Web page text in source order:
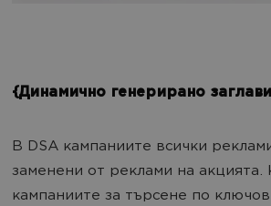
{Динамично генерирано
В DSA кампаниите всички
заменени от реклами на акцията.
кампаниите за търсене по